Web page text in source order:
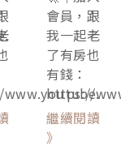
會員，跟
我一起老
了有房也
有錢：
https://
繼續閱讀
》